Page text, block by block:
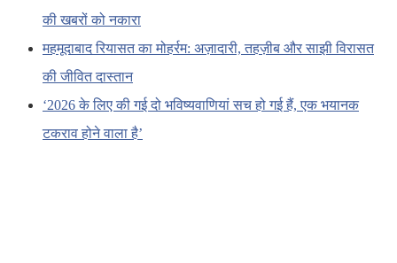
की खबरों को नकारा
महमूदाबाद रियासत का मोहर्रम: अज़ादारी, तहज़ीब और साझी विरासत
की जीवित दास्तान
‘2026 के लिए की गई दो भविष्यवाणियां सच हो गई हैं, एक भयानक
टकराव होने वाला है’